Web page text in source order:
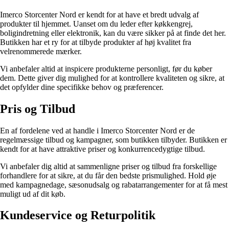
Imerco Storcenter Nord er kendt for at have et bredt udvalg af
produkter til hjemmet. Uanset om du leder efter køkkengrej,
boligindretning eller elektronik, kan du være sikker på at finde det her.
Butikken har et ry for at tilbyde produkter af høj kvalitet fra
velrenommerede mærker.
Vi anbefaler altid at inspicere produkterne personligt, før du køber
dem. Dette giver dig mulighed for at kontrollere kvaliteten og sikre, at
det opfylder dine specifikke behov og præferencer.
Pris og Tilbud
En af fordelene ved at handle i Imerco Storcenter Nord er de
regelmæssige tilbud og kampagner, som butikken tilbyder. Butikken er
kendt for at have attraktive priser og konkurrencedygtige tilbud.
Vi anbefaler dig altid at sammenligne priser og tilbud fra forskellige
forhandlere for at sikre, at du får den bedste prismulighed. Hold øje
med kampagnedage, sæsonudsalg og rabatarrangementer for at få mest
muligt ud af dit køb.
Kundeservice og Returpolitik